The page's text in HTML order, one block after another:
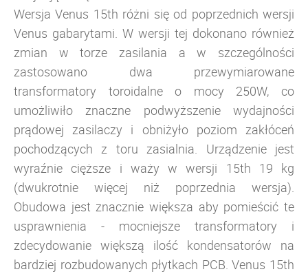
Wersja Venus 15th różni się od poprzednich wersji
Venus gabarytami. W wersji tej dokonano również
zmian w torze zasilania a w szczególności
zastosowano dwa przewymiarowane
transformatory toroidalne o mocy 250W, co
umożliwiło znaczne podwyższenie wydajności
prądowej zasilaczy i obniżyło poziom zakłóceń
pochodzących z toru zasialnia. Urządzenie jest
wyraźnie cięższe i waży w wersji 15th 19 kg
(dwukrotnie więcej niż poprzednia wersja).
Obudowa jest znacznie większa aby pomieścić te
usprawnienia - mocniejsze transformatory i
zdecydowanie większą ilość kondensatorów na
bardziej rozbudowanych płytkach PCB. Venus 15th